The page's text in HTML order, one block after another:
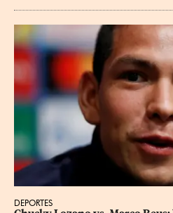
DEPORTES